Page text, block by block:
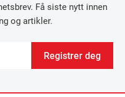
Få siste nytt innen
og artikler.
Registrer deg